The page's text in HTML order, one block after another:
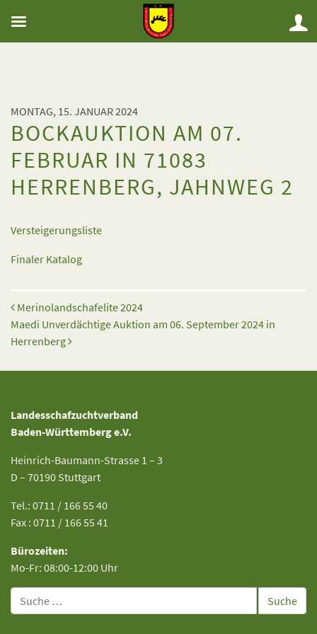
MONTAG, 15. JANUAR 2024
BOCKAUKTION AM 07.
FEBRUAR IN 71083
HERRENBERG, JAHNWEG 2
Versteigerungsliste
Finaler Katalog
Beitrags-Navigation
Merinolandschafelite 2024
Maedi Unverdächtige Auktion am 06. September 2024 in
Herrenberg
Landesschafzuchtverband
Baden-Württemberg e.V.
Heinrich-Baumann-Strasse 1 – 3
D – 70190 Stuttgart
Tel.: 0711 / 166 55 40
Fax : 0711 / 166 55 41
Bürozeiten:
Mo-Fr: 08:00-12:00 Uhr
Suche